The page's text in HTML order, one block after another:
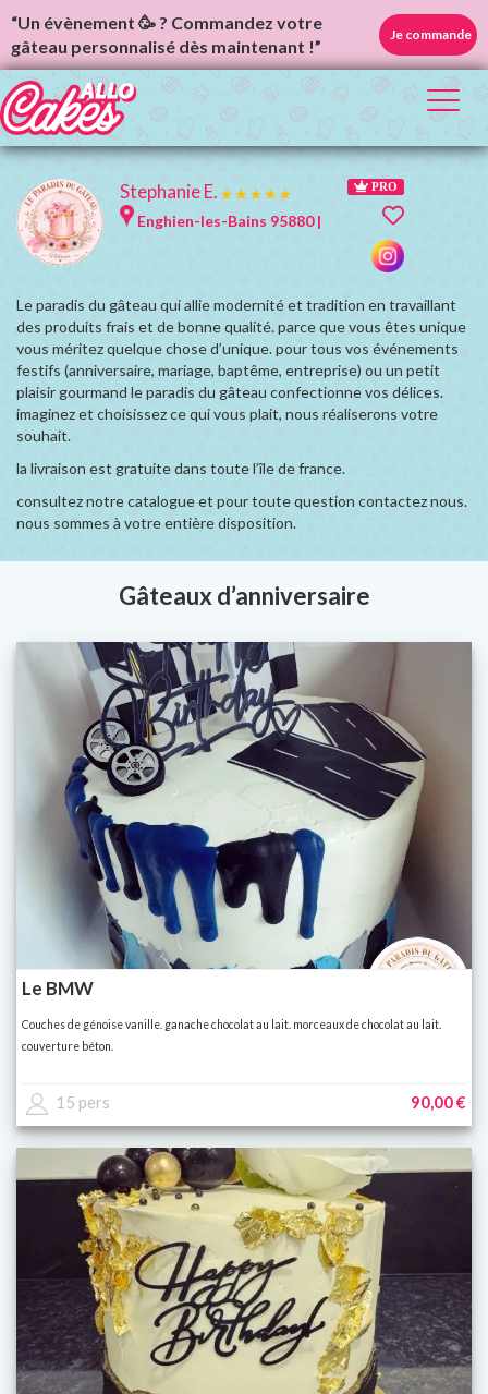
“Un évènement 🥳 ? Commandez votre
gâteau personnalisé dès maintenant !”
Je commande
Stephanie E. PRO
Enghien-les-Bains 95880 |
Le paradis du gâteau qui allie modernité et tradition en travaillant
des produits frais et de bonne qualité. parce que vous êtes unique
vous méritez quelque chose d’unique. pour tous vos événements
festifs (anniversaire, mariage, baptême, entreprise) ou un petit
plaisir gourmand le paradis du gâteau confectionne vos délices.
imaginez et choisissez ce qui vous plait, nous réaliserons votre
souhait.
la livraison est gratuite dans toute l’île de france.
consultez notre catalogue et pour toute question contactez nous.
nous sommes à votre entière disposition.
Gâteaux d’anniversaire
Le BMW
Couches de génoise vanille. ganache chocolat au lait. morceaux de chocolat au lait.
couverture béton.
15 pers 90,00 €